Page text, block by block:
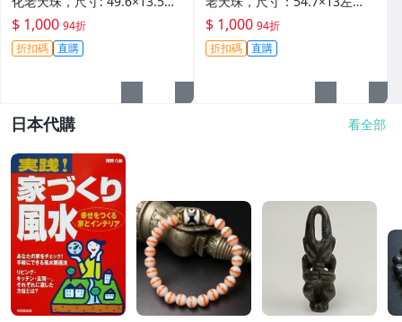
右，材質：瑪瑙， 天珠 瑪瑙
硃砂【德寶齋】406
$ 1,000 94折
折扣碼 直購
右，材質：瑪瑙，玉髓 天珠 瑪
瑙 硃砂【德寶齋】405
$ 1,000 94折
折扣碼 直購
日本代購 看全部